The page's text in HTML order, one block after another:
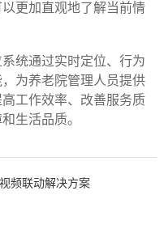
更加直观地了解当前情
统通过实时定位、行为
为养老院管理人员提供
工作效率、改善服务质
生活品质。
频联动解决方案